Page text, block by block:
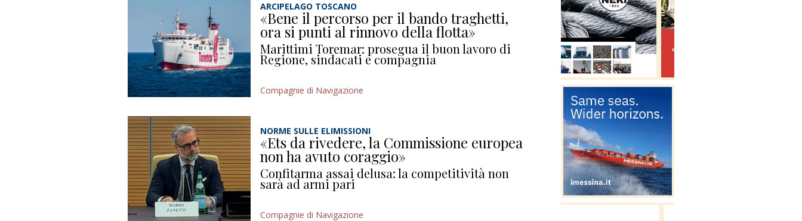
ARCIPELAGO TOSCANO
«Bene il percorso per il bando traghetti,
ora si punti al rinnovo della flotta»
Marittimi Toremar: prosegua il buon lavoro di
Regione, sindacati e compagnia
Compagnie di Navigazione
NORME SULLE ELIMISSIONI
«Ets da rivedere, la Commissione europea
non ha avuto coraggio»
Confitarma assai delusa: la competitività non
sarà ad armi pari
Compagnie di Navigazione